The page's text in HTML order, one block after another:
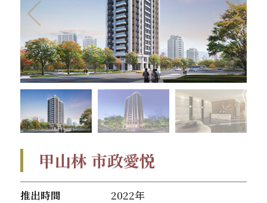
甲山林 市政愛悦
推出時間
2022年